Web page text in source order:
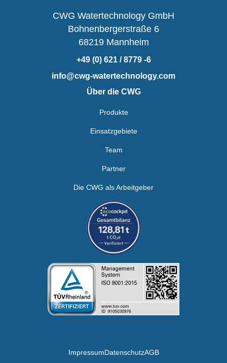
CWG Watertechnology GmbH
Bohnenbergerstraße 6
68219 Mannheim
+49 (0) 621 / 8779 -6
info@cwg-watertechnology.com
Über die CWG
Produkte
Einsatzgebiete
Team
Partner
Die CWG als Arbeitgeber
ImpressumDatenschutzAGB